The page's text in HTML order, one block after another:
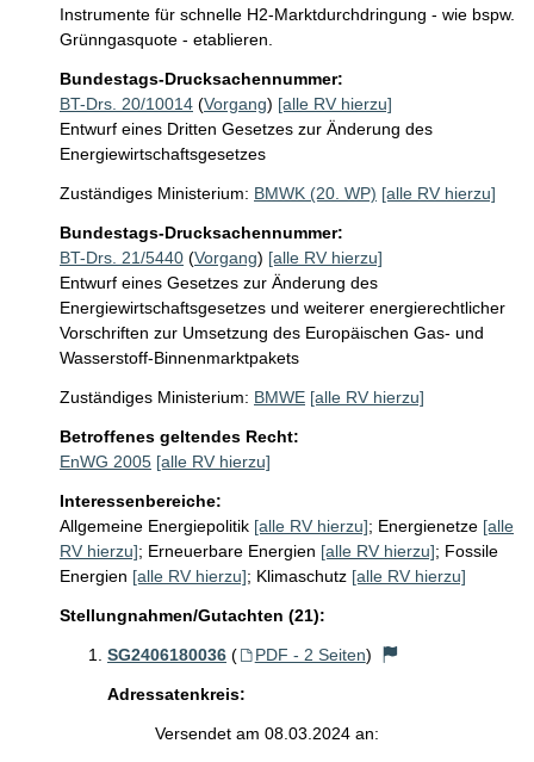
Instrumente für schnelle H2-Marktdurchdringung - wie bspw.
Grünngasquote - etablieren.
Bundestags-Drucksachennummer:
BT-Drs. 20/10014 (Vorgang) [alle RV hierzu]
Entwurf eines Dritten Gesetzes zur Änderung des
Energiewirtschaftsgesetzes
Zuständiges Ministerium: BMWK (20. WP) [alle RV hierzu]
Bundestags-Drucksachennummer:
BT-Drs. 21/5440 (Vorgang) [alle RV hierzu]
Entwurf eines Gesetzes zur Änderung des
Energiewirtschaftsgesetzes und weiterer energierechtlicher
Vorschriften zur Umsetzung des Europäischen Gas- und
Wasserstoff-Binnenmarktpakets
Zuständiges Ministerium: BMWE [alle RV hierzu]
Betroffenes geltendes Recht:
EnWG 2005 [alle RV hierzu]
Interessenbereiche:
Allgemeine Energiepolitik [alle RV hierzu]; Energienetze [alle
RV hierzu]; Erneuerbare Energien [alle RV hierzu]; Fossile
Energien [alle RV hierzu]; Klimaschutz [alle RV hierzu]
Stellungnahmen/Gutachten (21):
SG2406180036 ( PDF - 2 Seiten)
Adressatenkreis:
Versendet am 08.03.2024 an: